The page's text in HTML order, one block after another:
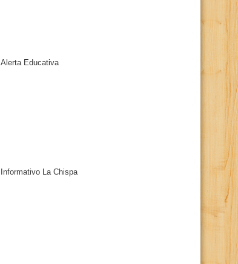
Alerta Educativa
Informativo La Chispa